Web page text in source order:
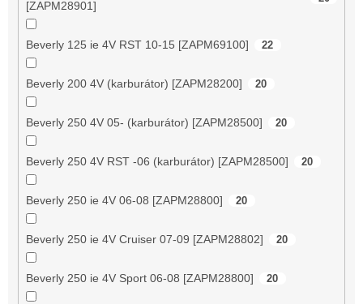
[ZAPM28901]
Beverly 125 ie 4V RST 10-15 [ZAPM69100] 22
Beverly 200 4V (karburátor) [ZAPM28200] 20
Beverly 250 4V 05- (karburátor) [ZAPM28500] 20
Beverly 250 4V RST -06 (karburátor) [ZAPM28500] 20
Beverly 250 ie 4V 06-08 [ZAPM28800] 20
Beverly 250 ie 4V Cruiser 07-09 [ZAPM28802] 20
Beverly 250 ie 4V Sport 06-08 [ZAPM28800] 20